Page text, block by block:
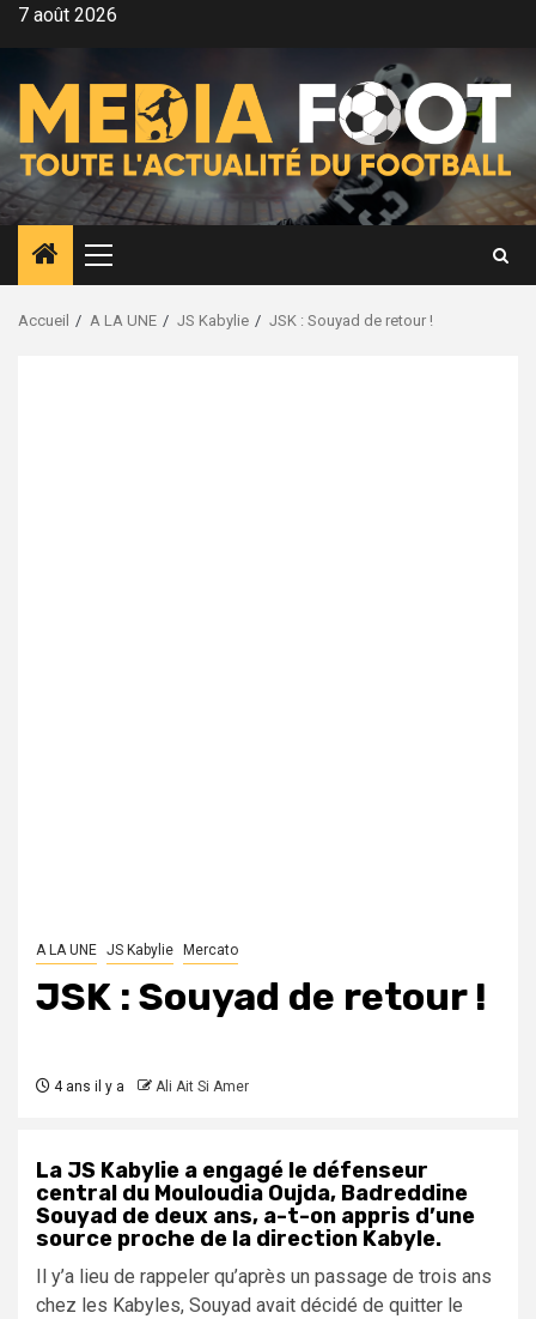
Aller7 août 2026
Menu
principal
Accueil A LA UNE JS Kabylie JSK : Souyad de retour !
A LA UNE JS Kabylie Mercato
JSK : Souyad de retour !
4 ans il y a Ali Ait Si Amer
La JS Kabylie a engagé le défenseur
central du Mouloudia Oujda, Badreddine
Souyad de deux ans, a-t-on appris d’une
source proche de la direction Kabyle.
Il y’a lieu de rappeler qu’après un passage de trois ans
chez les Kabyles, Souyad avait décidé de quitter le